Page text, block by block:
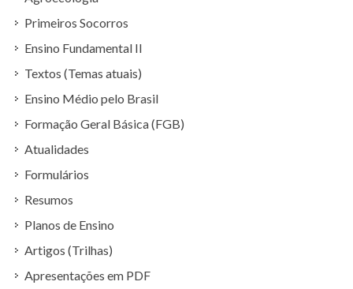
Primeiros Socorros
Ensino Fundamental II
Textos (Temas atuais)
Ensino Médio pelo Brasil
Formação Geral Básica (FGB)
Atualidades
Formulários
Resumos
Planos de Ensino
Artigos (Trilhas)
Apresentações em PDF